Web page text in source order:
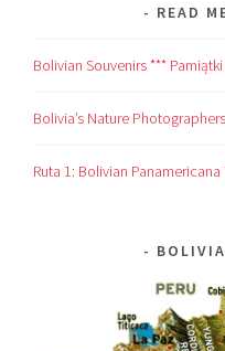
READ
Bolivian Souvenirs ***
Bolivia’s Nature
Ruta 1: Bolivian